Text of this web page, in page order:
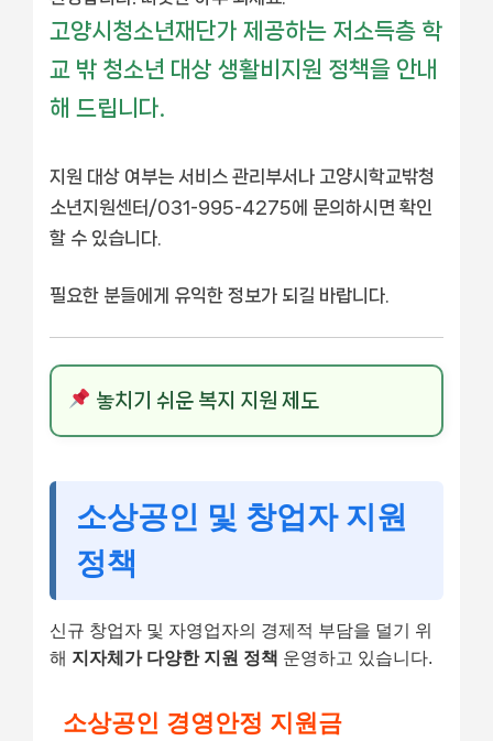
고양시청소년재단가 제공하는 저소득층 학
교 밖 청소년 대상 생활비지원 정책을 안내
해 드립니다.
지원 대상 여부는 서비스 관리부서나 고양시학교밖청
소년지원센터/031-995-4275에 문의하시면 확인
할 수 있습니다.
필요한 분들에게 유익한 정보가 되길 바랍니다.
놓치기 쉬운 복지 지원 제도
소상공인 및 창업자 지원
정책
신규 창업자 및 자영업자의 경제적 부담을 덜기 위
해 지자체가 다양한 지원 정책 운영하고 있습니다.
소상공인 경영안정 지원금